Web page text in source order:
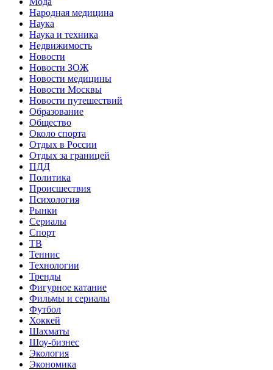
Народная медицина
Наука
Наука и техника
Недвижимость
Новости
Новости ЗОЖ
Новости медицины
Новости Москвы
Новости путешествий
Образование
Общество
Около спорта
Отдых в России
Отдых за границей
ПДД
Политика
Происшествия
Психология
Рынки
Сериалы
Спорт
ТВ
Теннис
Технологии
Тренды
Фигурное катание
Фильмы и сериалы
Футбол
Хоккей
Шахматы
Шоу-бизнес
Экология
Экономика